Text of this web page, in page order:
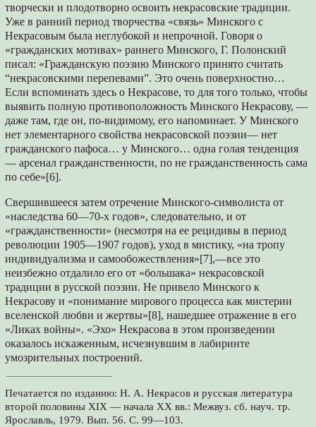
творчески и плодотворно освоить некрасовские традиции.
Уже в ранний период творчества «связь» Минского с
Некрасовым была неглубокой и непрочной. Говоря о
«гражданских мотивах» раннего Минского, Г. Полонский
писал: «Гражданскую поэзию Минского принято считать
“некрасовскими перепевами”. Это очень поверхностно…
Если вспоминать здесь о Некрасове, то для того только, чтобы
выявить полную противоположность Минского Некрасову, —
даже там, где он, по-видимому, его напоминает. У Минского
нет элементарного свойства некрасовской поэзии— нет
гражданского пафоса… у Минского… одна голая тенденция
— арсенал гражданственности, по не гражданственность сама
по себе»[6].
Свершившееся затем отречение Минского-символиста от
«наследства 60—70-х годов», следовательно, и от
«гражданственности» (несмотря на ее рецидивы в период
революции 1905—1907 годов), уход в мистику, «на тропу
индивидуализма и самообожествления»[7],—все это
неизбежно отдалило его от «большака» некрасовской
традиции в русской поэзии. Не привело Минского к
Некрасову и «понимание мирового процесса как мистерии
вселенской любви и жертвы»[8], нашедшее отражение в его
«Ликах войны». «Эхо» Некрасова в этом произведении
оказалось искаженным, исчезнувшим в лабиринте
умозрительных построений.
Печатается по изданию: Н. А. Некрасов и русская литература
второй половины XIX — начала XX вв.: Межвуз. сб. науч. тр.
Ярославль, 1979. Вып. 56. С. 99—103.